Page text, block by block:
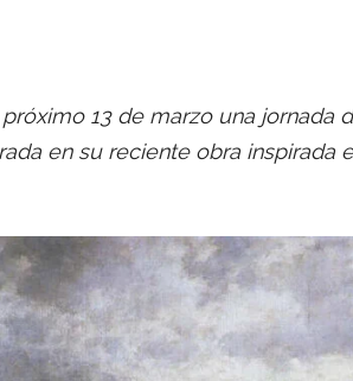
13 de marzo una jornada
en su reciente obra inspirada